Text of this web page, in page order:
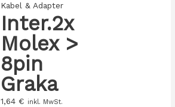
Kabel & Adapter
Inter.2x
Molex >
8pin
Graka
1,64 € inkl. MwSt.